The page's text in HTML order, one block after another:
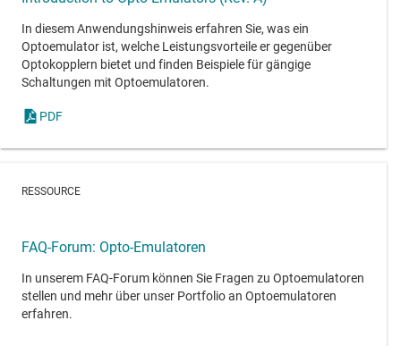
In diesem Anwendungshinweis erfahren Sie, was ein
Optoemulator ist, welche Leistungsvorteile er gegenüber
Optokopplern bietet und finden Beispiele für gängige
Schaltungen mit Optoemulatoren.
PDF
RESSOURCE
FAQ-Forum: Opto-Emulatoren
In unserem FAQ-Forum können Sie Fragen zu Optoemulatoren
stellen und mehr über unser Portfolio an Optoemulatoren
erfahren.